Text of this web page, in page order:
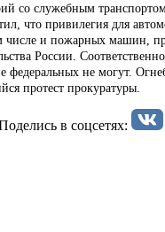
со служебным
что привилегия для
числе и пожарных машин,
России.
федеральных не могут.
протест прокуратуры.
в соцсетях: